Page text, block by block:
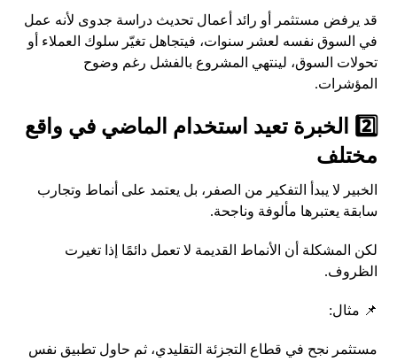
قد يرفض مستثمر أو رائد أعمال تحديث دراسة جدوى لأنه عمل
في السوق نفسه لعشر سنوات، فيتجاهل تغيّر سلوك العملاء أو
تحولات السوق، لينتهي المشروع بالفشل رغم وضوح
المؤشرات.
2️⃣ الخبرة تعيد استخدام الماضي في واقع
مختلف
الخبير لا يبدأ التفكير من الصفر، بل يعتمد على أنماط وتجارب
سابقة يعتبرها مألوفة وناجحة.
لكن المشكلة أن الأنماط القديمة لا تعمل دائمًا إذا تغيرت
الظروف.
📌 مثال:
مستثمر نجح في قطاع التجزئة التقليدي، ثم حاول تطبيق نفس